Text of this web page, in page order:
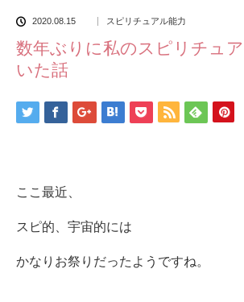
2020.08.15 スピリチュアル能力
数年ぶりに私のスピリチュ
いた話
ここ最近、
スピ的、宇宙的には
かなりお祭りだったようですね。